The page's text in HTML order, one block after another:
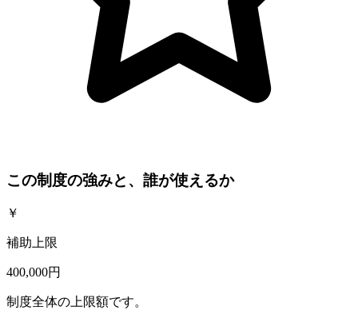
この制度の強みと、誰が使えるか
￥
補助上限
400,000円
制度全体の上限額です。